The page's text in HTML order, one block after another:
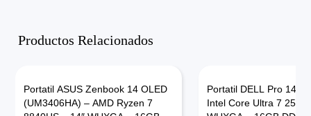
16GB
512GB
SSD
Productos Relacionados
Portatil ASUS Zenbook 14 OLED
(UM3406HA) – AMD Ryzen 7
Portatil DELL Pro 14
Intel Core Ultra 7 255U